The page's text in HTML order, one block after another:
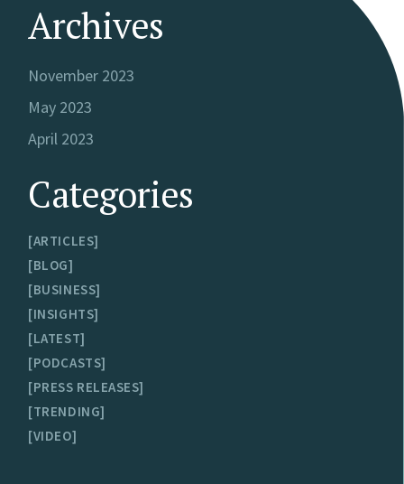
Archives
November 2023
May 2023
April 2023
Categories
ARTICLES
BLOG
BUSINESS
INSIGHTS
LATEST
PODCASTS
PRESS RELEASES
TRENDING
VIDEO